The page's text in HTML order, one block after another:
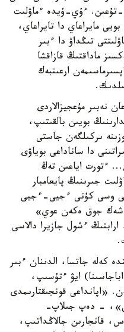
تۇعىن. ءۇي-ۇيدە ءماۋلىت
مايراعاي دا تايراعاي،
تىڭداۋ دا ءبىر
ماداقتىڭ قازاقشا
ارعىنبەك
نەبىر مۇعجيزالاردى
بويىن بالقىتىپ،
ىركىلگەن جاستى
دا ساناداعى بوياۋى
ءتورت اياعىن تەڭ
جىرىنىڭ پايعامبار
وسى كۇنى ءجيى-ءجيى
شەك جوق ەكەن عوي»
ءشول جازيرا دالاسى
كەلە جاتسا، الدىنان ءبىر
ايۋ ءتۇسىپ،
«اپانداعى قونجىقتارىمدى
- دەپ جىلاپ-
قانجارىن جالاڭداتىپ،